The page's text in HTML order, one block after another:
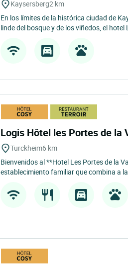
Kaysersberg2 km
En los límites de la histórica ciudad de
linde del bosque y de los viñedos, el hotel
Logis Hôtel les Portes de la
Turckheim6 km
Bienvenidos al **Hotel Les Portes de la
establecimiento familiar que combina a